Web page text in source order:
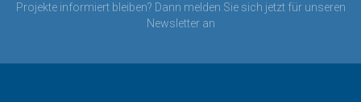
Projekte informiert bleiben? Dann melden Sie sich jetzt für unseren
Newsletter an